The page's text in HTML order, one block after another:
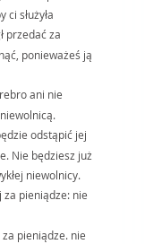
służyła
przedać za
ponieważeś ją
ani nie
odstąpić jej
Nie będziesz już
niewolnicy.
za pieniądze: nie
pieniądze. nie